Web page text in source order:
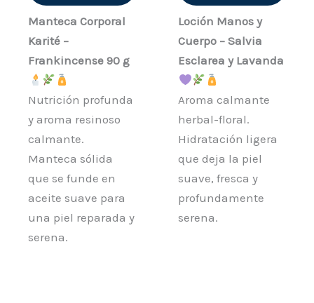
Manteca Corporal
Karité –
Frankincense 90 g
Nutrición profunda
y aroma resinoso
calmante.
Manteca sólida
que se funde en
aceite suave para
una piel reparada y
serena.
Loción Manos y
Cuerpo – Salvia
Esclarea y Lavanda
Aroma calmante
herbal-floral.
Hidratación ligera
que deja la piel
suave, fresca y
profundamente
serena.